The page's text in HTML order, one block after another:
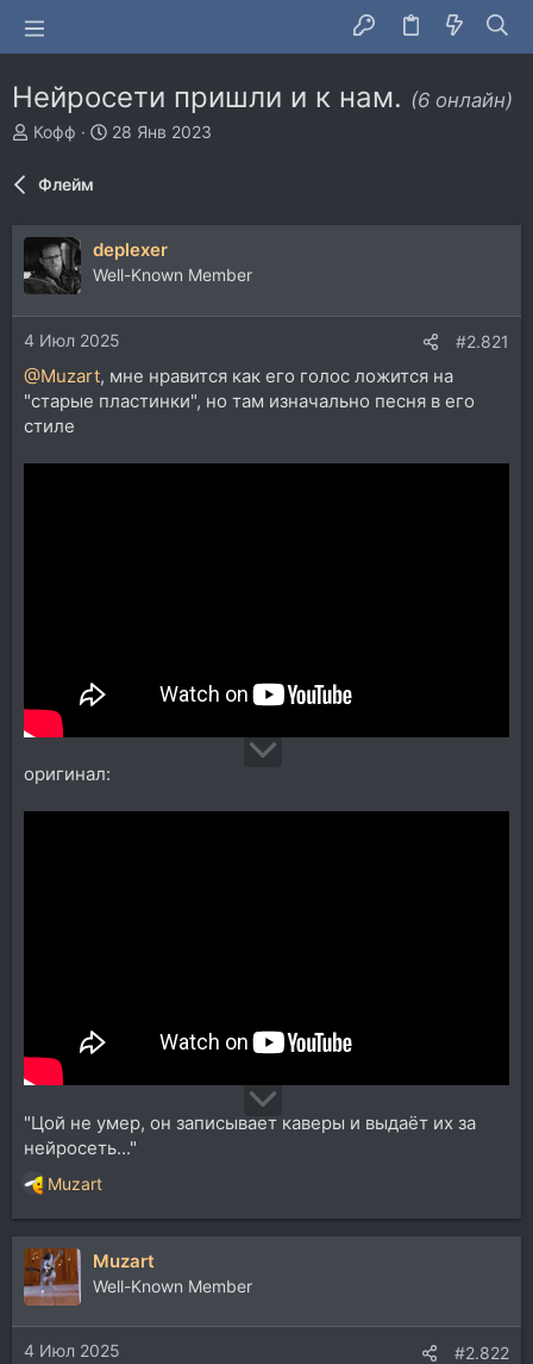
Нейросети пришли и к нам. (6 онлайн)
А
р
т
е
м
Кофф
Д
н
а
ч
а
28 Янв 2023
Флейм
deplexer
Well-Known Member
4 Июл 2025 #2.821
@Muzart, мне нравится как его голос ложится на
"старые пластинки", но там изначально песня в его
стиле
оригинал:
"Цой не умер, он записывает каверы и выдаёт их за
нейросеть..."
Р
е
а
к
ц
и
и
:
Muzart
Muzart
Well-Known Member
4 Июл 2025 #2.822